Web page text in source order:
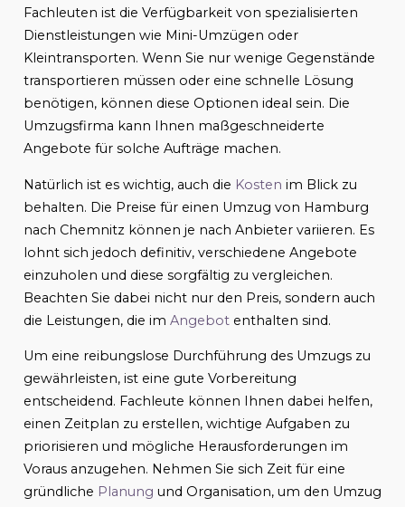
Fachleuten ist die Verfügbarkeit von spezialisierten
Dienstleistungen wie Mini-Umzügen oder
Kleintransporten. Wenn Sie nur wenige Gegenstände
transportieren müssen oder eine schnelle Lösung
benötigen, können diese Optionen ideal sein. Die
Umzugsfirma kann Ihnen maßgeschneiderte
Angebote für solche Aufträge machen.
Natürlich ist es wichtig, auch die Kosten im Blick zu
behalten. Die Preise für einen Umzug von Hamburg
nach Chemnitz können je nach Anbieter variieren. Es
lohnt sich jedoch definitiv, verschiedene Angebote
einzuholen und diese sorgfältig zu vergleichen.
Beachten Sie dabei nicht nur den Preis, sondern auch
die Leistungen, die im Angebotenthalten sind.
Um eine reibungslose Durchführung des Umzugs zu
gewährleisten, ist eine gute Vorbereitung
entscheidend. Fachleute können Ihnen dabei helfen,
einen Zeitplan zu erstellen, wichtige Aufgaben zu
priorisieren und mögliche Herausforderungen im
Voraus anzugehen. Nehmen Sie sich Zeit für eine
gründliche Planung und Organisation, um den Umzug